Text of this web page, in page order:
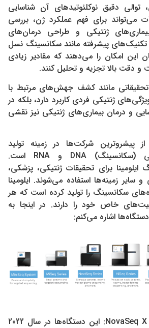
دقیق نوکلئوتیدهای آن شناسایی
می‌تواند برای فهم عملکرد ژن، بررسی
ژنتیکی و طراحی درمان‌های
تکنیک‌های پیشرفته مانند سکانسینگ نسل
این امکان را می‌دهند که مقادیر زیادی
و دقت بالا تجزیه و تحلیل کنند.
تحقیقاتی مانند کشف جهش‌های مرتبط با
ژنتیکی فردی کاربرد دارد، بلکه در
و درمان بیماری‌های ژنتیکی نیز نقشی
پیشروترین شرکت‌ها در زمینه تولید
دستگاه‌های توالی‌یابی (سکانسینگ) DNA و RNA است.
برای تحقیقات ژنتیکی، پزشکی،
زمینه‌ها استفاده می‌شوند. ایلومینا
سکانسینگ را تولید کرده است که هر
خاص خود را دارند. در اینجا به
اشاره می‌کنم:
NovaSeq X و NovaSeq X Plus: این دستگاه‌ها در سال 2022